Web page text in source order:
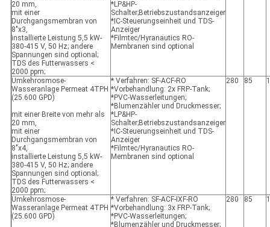
20 mm,
mit einer
Durchgangsmembran von
8"x3,
installierte Leistung 5,5 kW-
380-415 V, 50 Hz; andere
Spannungen sind optional;
TDS des Futterwassers <
2000 ppm;
*LP&HP-
Schalter;Betriebszustandsanzeiger
*IC-Steuerungseinheit und TDS-
Anzeiger
*Filmtec/Hyranautics RO-
Membranen sind optional
Umkehrosmose-
Wasseranlage Permeat 4TPH
(25.600 GPD)
mit einer Breite von mehr als
20 mm,
mit einer
Durchgangsmembran von
8"x4,
installierte Leistung 5,5 kW-
380-415 V, 50 Hz; andere
Spannungen sind optional;
TDS des Futterwassers <
2000 ppm;
* Verfahren: SF-ACF-RO
*Vorbehandlung: 2x FRP-Tank;
*PVC-Wasserleitungen;
*Blumenzähler und Druckmesser;
*LP&HP-
Schalter;Betriebszustandsanzeiger
*IC-Steuerungseinheit und TDS-
Anzeiger
*Filmtec/Hyranautics RO-
Membranen sind optional
280 85
Umkehrosmose-
Wasseranlage Permeat 4TPH
(25.600 GPD)
* Verfahren: SF-ACF-IXF-RO
*Vorbehandlung: 3x FRP-Tank;
*PVC-Wasserleitungen;
*Blumenzähler und Druckmesser;
280 85